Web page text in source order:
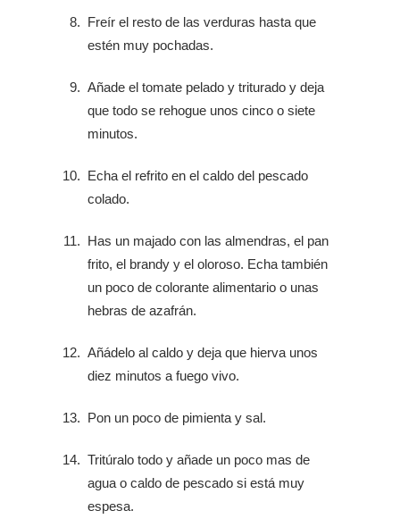
Freír el resto de las verduras hasta que
estén muy pochadas.
Añade el tomate pelado y triturado y deja
que todo se rehogue unos cinco o siete
minutos.
Echa el refrito en el caldo del pescado
colado.
Has un majado con las almendras, el pan
frito, el brandy y el oloroso. Echa también
un poco de colorante alimentario o unas
hebras de azafrán.
Añádelo al caldo y deja que hierva unos
diez minutos a fuego vivo.
Pon un poco de pimienta y sal.
Tritúralo todo y añade un poco mas de
agua o caldo de pescado si está muy
espesa.